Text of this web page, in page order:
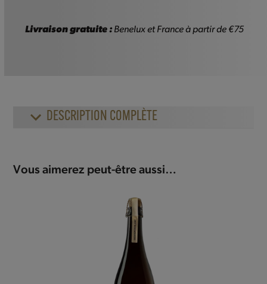
Livraison gratuite :Benelux et France à partir de €75
DESCRIPTION COMPLÈTE
Vous aimerez peut-être aussi…